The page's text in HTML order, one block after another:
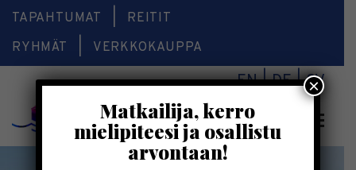
TAPAHTUMAT
REITIT
RYHMÄT
VERKKOKAUPPA
EN DE SV
Matkailija, kerro
mielipiteesi ja osallistu
arvontaan!
×